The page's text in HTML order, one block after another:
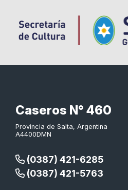
Caseros N° 460
Provincia de Salta, Argentina
A4400DMN
(0387) 421-6285
(0387) 421-5763